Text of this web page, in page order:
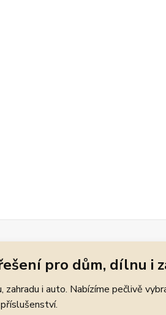
pro dům, dílnu i
i auto. Nabízíme pečlivě